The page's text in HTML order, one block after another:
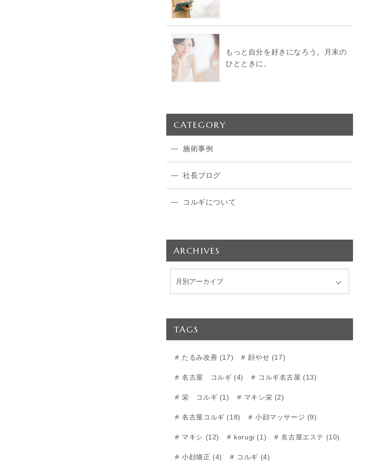
もっと自分を好きになろう。月末の
ひとときに。
CATEGORY
施術事例
社長ブログ
コルギについて
ARCHIVES
TAGS
たるみ改善 (17) 顔やせ (17)
名古屋 コルギ (4) コルギ名古屋 (13)
栄 コルギ (1) マキシ栄 (2)
名古屋コルギ (18) 小顔マッサージ (9)
マキシ (12) korugi (1) 名古屋エステ (10)
小顔矯正 (4) コルギ (4)